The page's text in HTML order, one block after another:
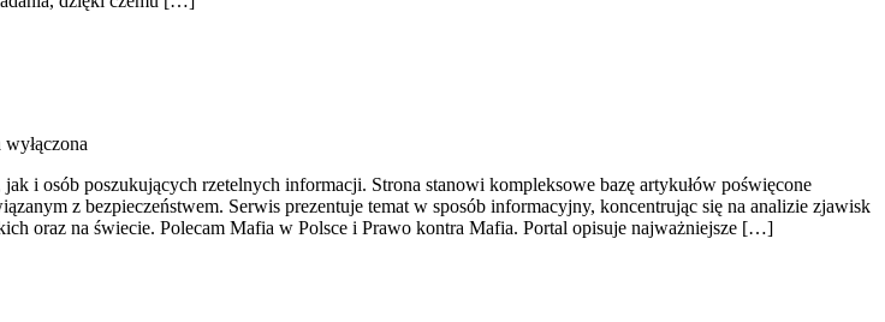
wyłączona
i osób poszukujących rzetelnych informacji. Strona stanowi kompleksowe bazę artykułów poświęcone
z bezpieczeństwem. Serwis prezentuje temat w sposób informacyjny, koncentrując się na analizie zjawisk
oraz na świecie. Polecam Mafia w Polsce i Prawo kontra Mafia. Portal opisuje najważniejsze […]